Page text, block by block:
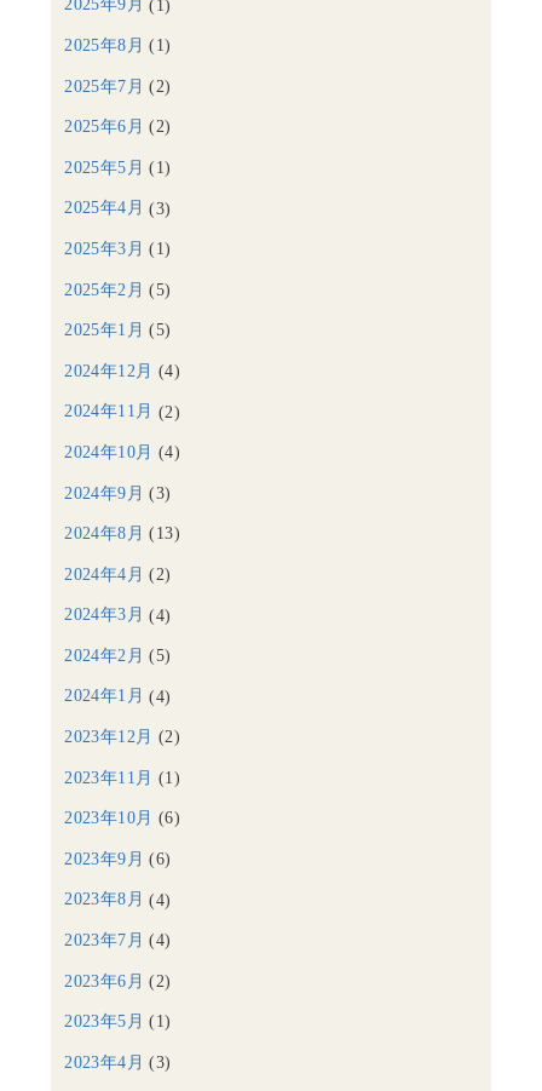
2025年9月 (1)
2025年8月 (1)
2025年7月 (2)
2025年6月 (2)
2025年5月 (1)
2025年4月 (3)
2025年3月 (1)
2025年2月 (5)
2025年1月 (5)
2024年12月 (4)
2024年11月 (2)
2024年10月 (4)
2024年9月 (3)
2024年8月 (13)
2024年4月 (2)
2024年3月 (4)
2024年2月 (5)
2024年1月 (4)
2023年12月 (2)
2023年11月 (1)
2023年10月 (6)
2023年9月 (6)
2023年8月 (4)
2023年7月 (4)
2023年6月 (2)
2023年5月 (1)
2023年4月 (3)